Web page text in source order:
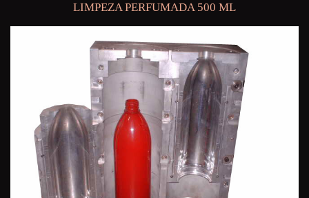
LIMPEZA PERFUMADA 500 ML